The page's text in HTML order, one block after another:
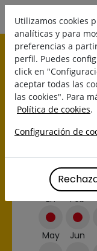
BROCOLI
Temporada/
En
Feb
May Jun
Utilizamos cookies
analíticas y para
preferencias a
perfil. Puedes
click en
aceptar todas las
las cookies". Para
Política de cookies.
Configuración de